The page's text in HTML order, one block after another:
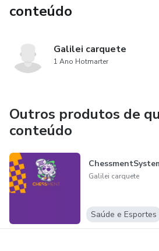
conteúdo
Galilei carquete
1 Ano Hotmarter
Outros produtos de
conteúdo
Galilei carquete
Saúde e Esportes